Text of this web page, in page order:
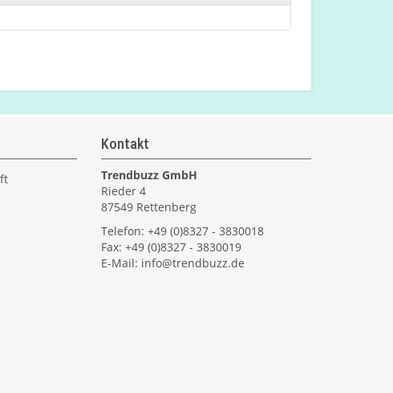
Kontakt
Trendbuzz GmbH
Rieder 4
87549 Rettenberg
Telefon: +49 (0)8327 - 3830018
Fax: +49 (0)8327 - 3830019
E-Mail: info@trendbuzz.de